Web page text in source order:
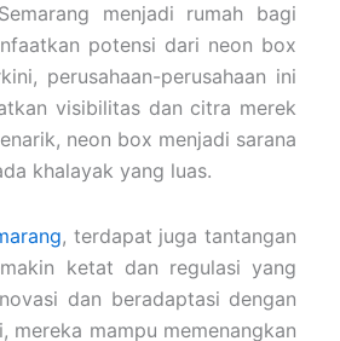
menjadi rumah bagi
potensi dari neon box
perusahaan-perusahaan ini
visibilitas dan citra merek
neon box menjadi sarana
khalayak yang luas.
, terdapat juga tantangan
ketat dan regulasi yang
dan beradaptasi dengan
mampu memenangkan